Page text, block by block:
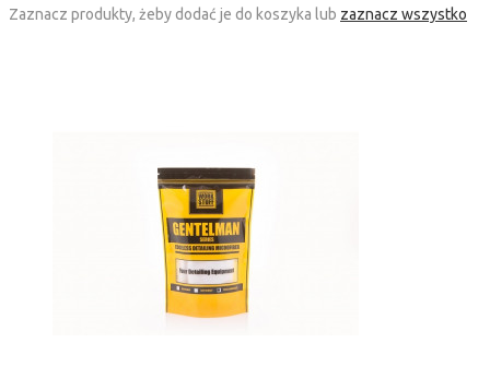
Zaznacz produkty, żeby dodać je do koszyka lub zaznacz wszystko